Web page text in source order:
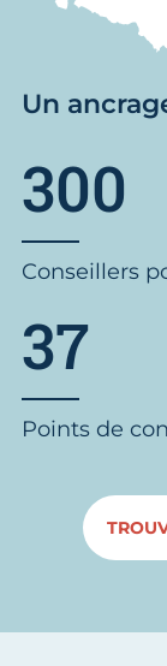
Un
300
Conseillers
37
Points de